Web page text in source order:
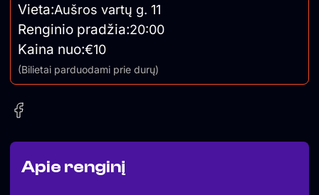
Apie renginį
Vieta:Aušros vartų g. 11
Renginio pradžia:20:00
Kaina nuo:€10
(Bilietai parduodami prie durų)